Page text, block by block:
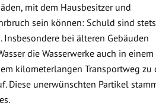
mit dem Hausbesitzer und
sein können: Schuld sind stets
bei älteren Gebäuden
die Wasserwerke auch in einem
kilometerlangen Transportweg zu
Diese unerwünschten Partikel